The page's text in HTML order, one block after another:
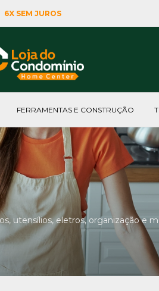
6X SEM JUROS
FERRAMENTAS E CONSTRUÇÃO
utensílios, eletros, organização e